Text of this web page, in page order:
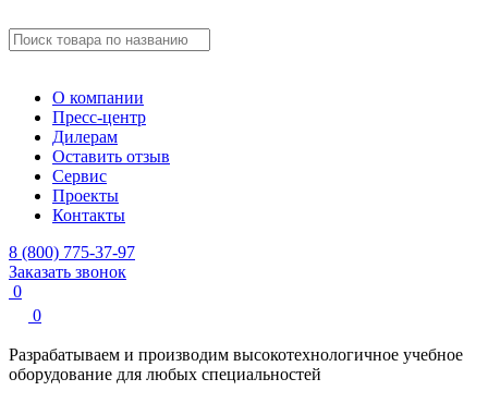
О компании
Пресс-центр
Дилерам
Оставить отзыв
Сервис
Проекты
Контакты
8 (800) 775-37-97
Заказать звонок
0
0
Разрабатываем и производим высокотехнологичное учебное
оборудование для любых специальностей